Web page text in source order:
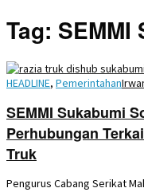
Tag: SEMMI
HEADLINE, Pemerintahan
SEMMI Sukabumi
Perhubungan
Truk
Pengurus Cabang Serikat